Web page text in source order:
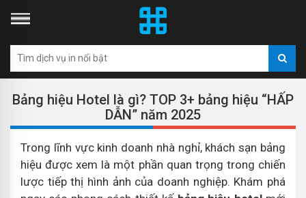
Bảng hiệu Hotel là gì? TOP 3+ bảng hiệu “HẤP
DẪN” năm 2025
Trong lĩnh vực kinh doanh nhà nghỉ, khách sạn bảng
hiệu được xem là một phần quan trọng trong chiến
lược tiếp thị hình ảnh của doanh nghiệp. Khám phá